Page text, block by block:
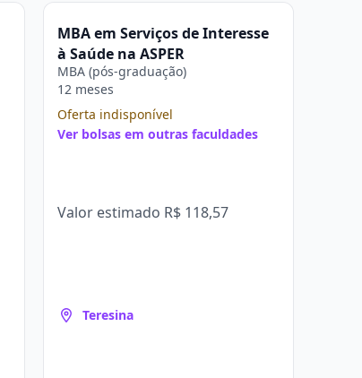
MBA em Serviços de Interesse
à Saúde na ASPER
MBA (pós-graduação)
12 meses
Oferta indisponível
Ver bolsas em outras faculdades
Valor estimado R$ 118,57
Teresina